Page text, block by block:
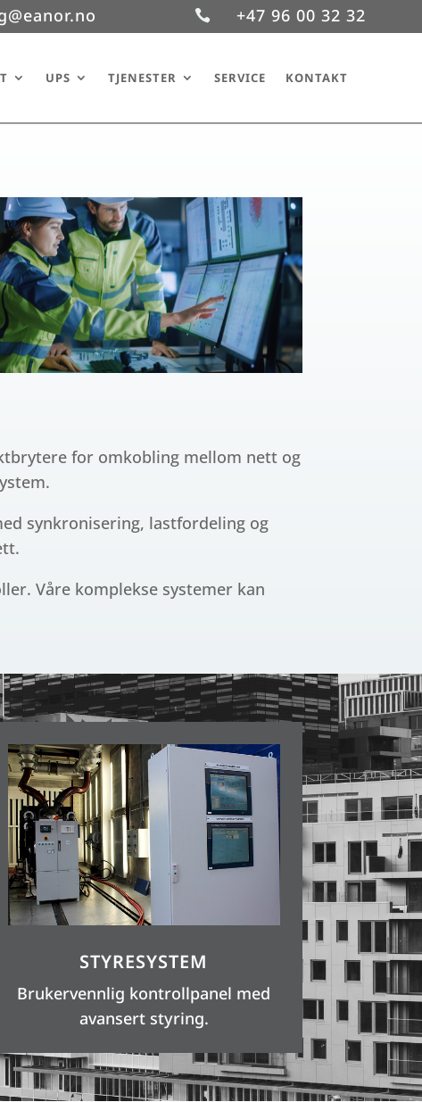
 +47 96 00 32 32
UPS TJENESTER SERVICE KONTAKT
for omkobling mellom nett og
synkronisering, lastfordeling og
Våre komplekse systemer kan
STYRESYSTEM
Brukervennlig kontrollpanel med
avansert styring.